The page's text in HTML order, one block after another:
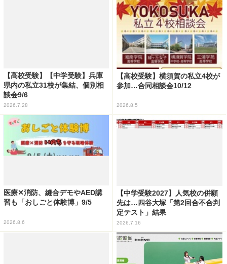
【高校受験】【中学受験】兵庫
県内の私立31校が集結、個別相
談会9/6
2026.7.28
【高校受験】横須賀の私立4校が
参加…合同相談会10/12
2026.8.5
医療✕消防、縫合デモやAED講
習も「おしごと体験博」9/5
2026.8.6
【中学受験2027】人気校の併願
先は…四谷大塚「第2回合不合判
定テスト」結果
2026.7.16